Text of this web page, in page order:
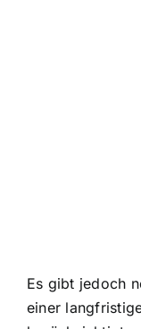
Es gibt jedoch
einer